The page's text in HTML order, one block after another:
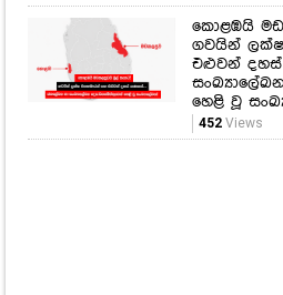
කොළඹයි
ගවයින්
එළුවන්
හෙළි වූ
452Views